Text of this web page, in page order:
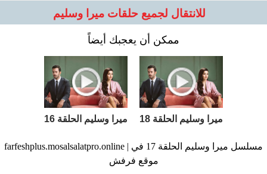
للانتقال لجميع حلقات ميرا وسليم
ممكن أن يعجبك أيضاً
ميرا وسليم الحلقة 18 ميرا وسليم الحلقة 16
farfeshplus.mosalsalatpro.online | مسلسل ميرا وسليم الحلقة 17 في
موقع فرفش